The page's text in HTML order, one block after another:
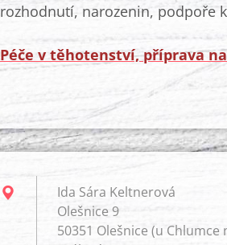
rozhodnutí, narozenin, podpoře
Péče v těhotenství, příprava
Ida Sára Keltnerová
Olešnice 9
50351 Olešnice (u